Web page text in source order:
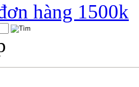
hàng 1500k